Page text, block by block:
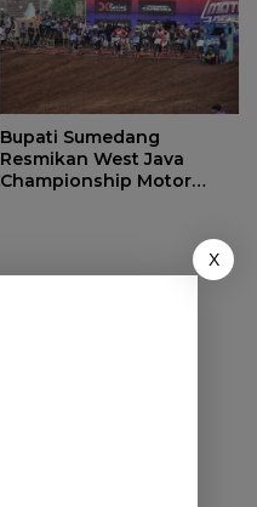
Bupati Sumedang
Resmikan West Java
Championship Motor
X